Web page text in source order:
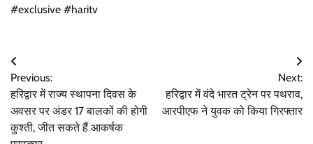
#exclusive #haritv
Post
navigation
Previous:
हरिद्वार में राज्य स्थापना दिवस के
अवसर पर अंडर 17 बालकों की होगी
कुश्ती, जीत सकते हैं आकर्षक
Next:
हरिद्वार में वंदे भारत ट्रेन पर पथराव,
आरपीएफ ने युवक को किया गिरफ्तार